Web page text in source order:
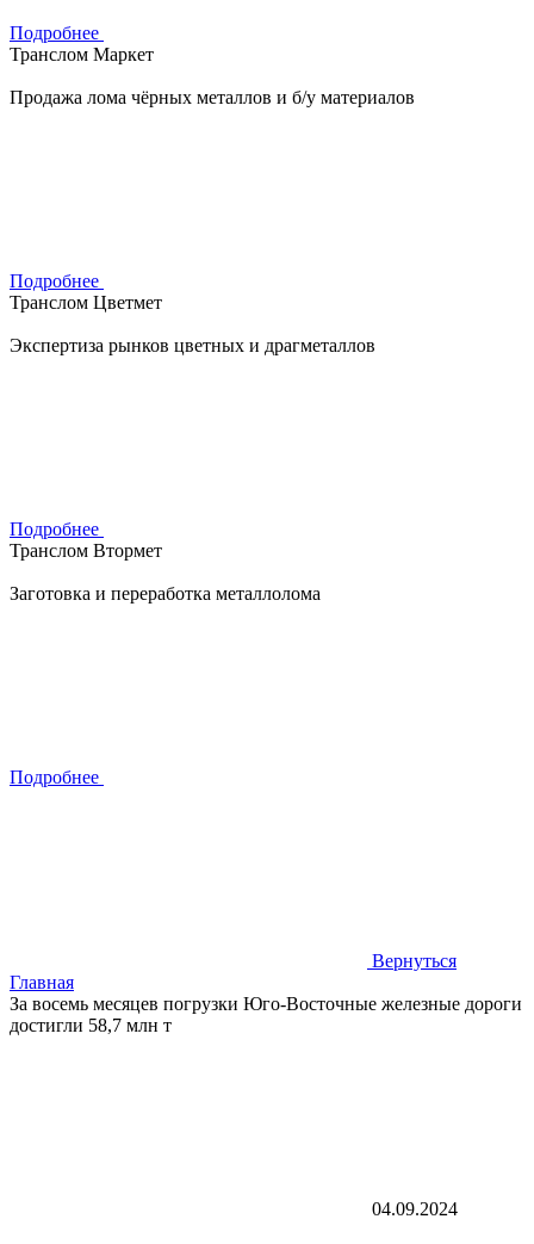
Подробнее
Транслом Маркет
Продажа лома чёрных металлов и б/у материалов
Подробнее
Транслом Цветмет
Экспертиза рынков цветных и драгметаллов
Подробнее
Транслом Втормет
Заготовка и переработка металлолома
Подробнее
Вернуться
Главная
За восемь месяцев погрузки Юго-Восточные железные дороги
достигли 58,7 млн т
04.09.2024